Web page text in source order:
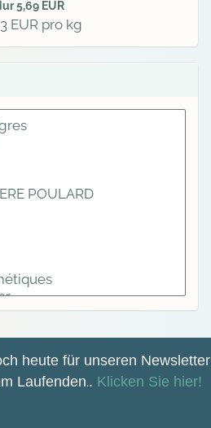
5,69 EUR
EUR pro kg
heute für unseren Newsletter
Laufenden.. Klicken Sie hier!